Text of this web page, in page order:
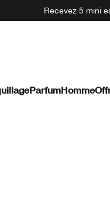
Recevez 5 mini
ParfumHomme